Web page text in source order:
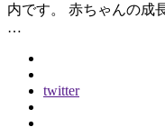
内です。 赤ちゃんの成
…
twitter